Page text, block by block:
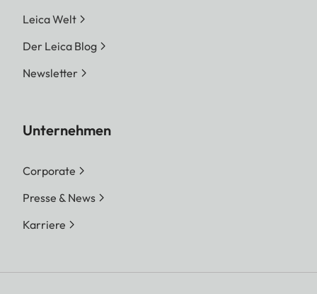
Leica Welt
Der Leica Blog
Newsletter
Unternehmen
Corporate
Presse & News
Karriere